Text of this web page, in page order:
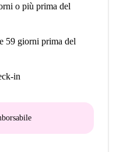
o più prima del
59 giorni prima del
in